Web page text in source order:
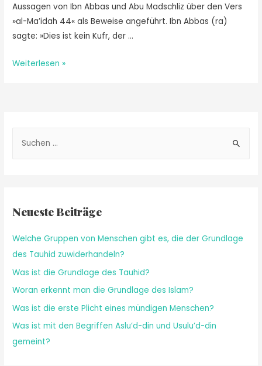
Aussagen von Ibn Abbas und Abu Madschliz über den Vers
»al-Ma’idah 44« als Beweise angeführt. Ibn Abbas (ra)
sagte: »Dies ist kein Kufr, der …
Weiterlesen »
Neueste Beiträge
Welche Gruppen von Menschen gibt es, die der Grundlage
des Tauhid zuwiderhandeln?
Was ist die Grundlage des Tauhid?
Woran erkennt man die Grundlage des Islam?
Was ist die erste Plicht eines mündigen Menschen?
Was ist mit den Begriffen Aslu’d-din und Usulu’d-din
gemeint?